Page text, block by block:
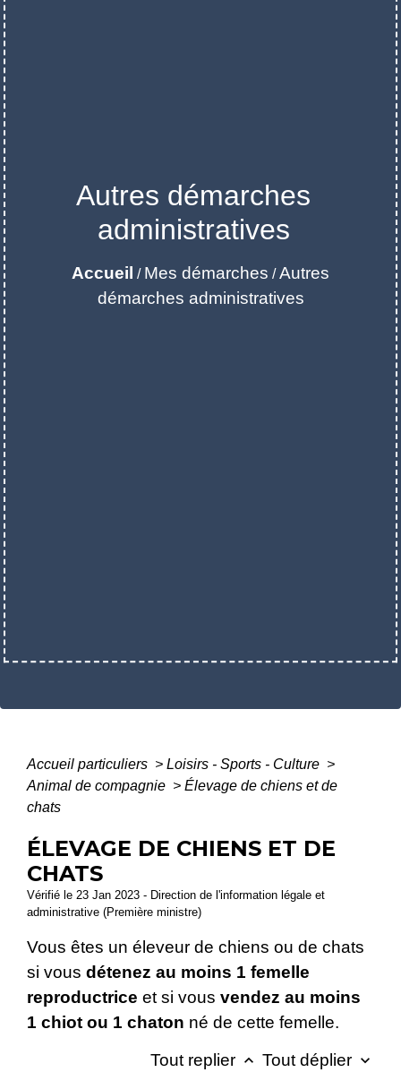
Autres démarches
administratives
Accueil / Mes démarches /Autres
démarches administratives
Accueil particuliers > Loisirs - Sports - Culture >
Animal de compagnie > Élevage de chiens et de
chats
ÉLEVAGE DE CHIENS ET DE
CHATS
Vérifié le 23 Jan 2023 - Direction de l'information légale et
administrative (Première ministre)
Vous êtes un éleveur de chiens ou de chats
si vous détenez au moins 1 femelle
reproductrice et si vous vendez au moins
1 chiot ou 1 chaton né de cette femelle.
Tout replier keyboard_arrow_up Tout déplier keyboard_arrow_down